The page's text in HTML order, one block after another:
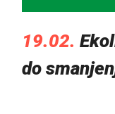
19.02.
do